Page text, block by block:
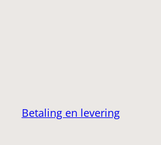
Betaling en levering